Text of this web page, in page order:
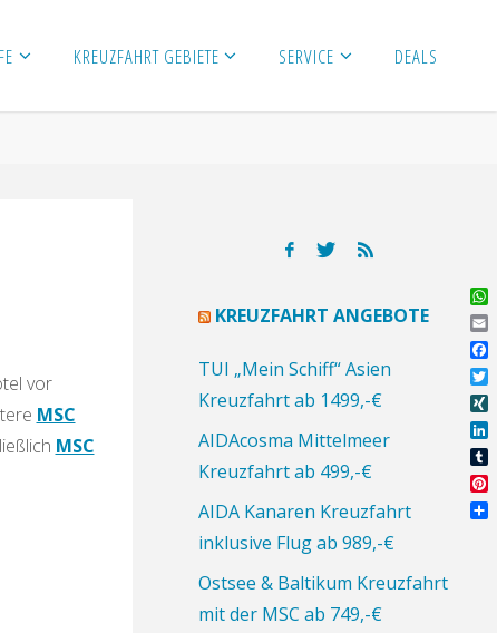
KREUZFAHRT GEBIETE SERVICE DEALS
vor
MSC
MSC
KREUZFAHRT ANGEBOTE
TUI „Mein Schiff“ Asien
Kreuzfahrt ab 1499,-€
AIDAcosma Mittelmeer
Kreuzfahrt ab 499,-€
AIDA Kanaren Kreuzfahrt
inklusive Flug ab 989,-€
Ostsee & Baltikum Kreuzfahrt
mit der MSC ab 749,-€